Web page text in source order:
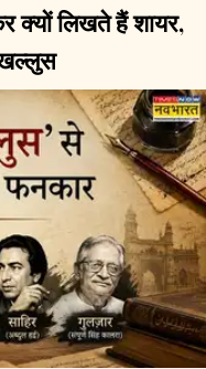
क्यों लिखते हैं शायर,